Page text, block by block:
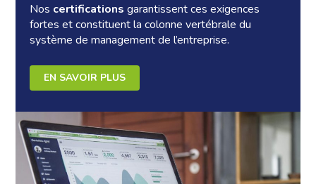
Nos certifications garantissent ces exigences
fortes et constituent la colonne vertébrale du
système de management de l’entreprise.
EN SAVOIR PLUS